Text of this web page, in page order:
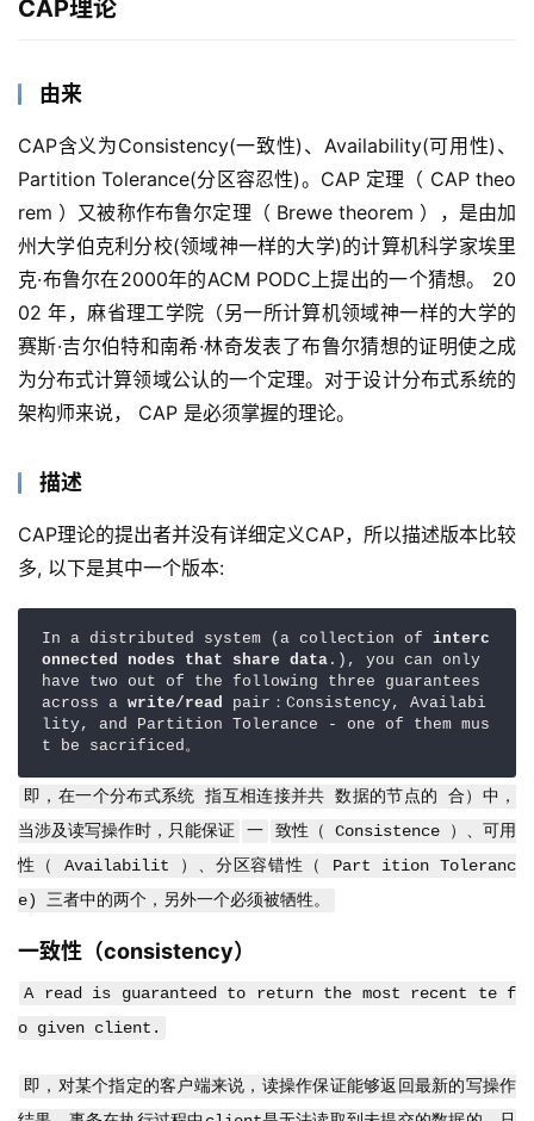
CAP理论
由来
CAP含义为Consistency(一致性)、Availability(可用性)、
Partition Tolerance(分区容忍性)。CAP 定理（ CAP theo
rem ）又被称作布鲁尔定理（ Brewe theorem ），是由加
州大学伯克利分校(领域神一样的大学)的计算机科学家埃里
克·布鲁尔在2000年的ACM PODC上提出的一个猜想。 20
02 年，麻省理工学院（另一所计算机领域神一样的大学的
赛斯·吉尔伯特和南希·林奇发表了布鲁尔猜想的证明使之成
为分布式计算领域公认的一个定理。对于设计分布式系统的
架构师来说， CAP 是必须掌握的理论。
描述
CAP理论的提出者并没有详细定义CAP，所以描述版本比较
多, 以下是其中一个版本:
In a distributed system (a collection of interc
onnected nodes that share data .), you can only
have two out of the following three guarantees
across a write/read pair：Consistency, Availabi
lity, and Partition Tolerance - one of them mus
t be sacrificed。
即，在一个分布式系统 指互相连接并共 数据的节点的 合）中，
当涉及读写操作时，只能保证
一
致性（ Consistence ）、可用
性（ Availabilit ）、分区容错性（ Part ition Toleranc
e) 三者中的两个，另外一个必须被牺牲。
一致性（consistency）
A read is guaranteed to return the most recent te f
o given client.
即，对某个指定的客户端来说，读操作保证能够返回最新的写操作